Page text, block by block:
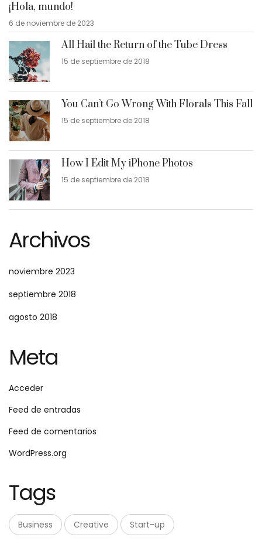
¡Hola, mundo!
6 de noviembre de 2023
All Hail the Return of the Tube Dress
15 de septiembre de 2018
You Can’t Go Wrong With Florals This Fall
15 de septiembre de 2018
How I Edit My iPhone Photos
15 de septiembre de 2018
Archivos
noviembre 2023
septiembre 2018
agosto 2018
Meta
Acceder
Feed de entradas
Feed de comentarios
WordPress.org
Tags
Business Creative Start-up